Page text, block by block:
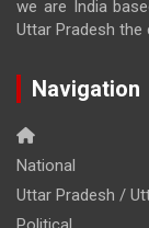
we are India
Uttar Pradesh
Navigation
National
Uttar Pradesh /